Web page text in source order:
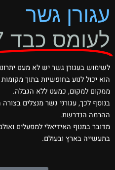
עגורן גשר
לעומס כבד 24/7
לשימוש בעגורן גשר יש לא מעט
הוא יכול לנוע בחופשיות בתוך
ממקום למקום, כמעט ללא הגבלה.
בנוסף לכך, עגורני גשר מנצלים
ההרמה הנדרשת.
מדובר במנוף האידיאלי למפעלים
בתעשייה בארץ ובעולם.